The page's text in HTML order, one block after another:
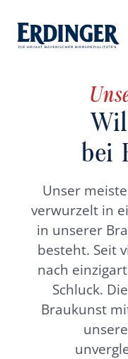
Unsere
Unsere Biere
Karriere
bei
Unser
verwurzelt in
in unserer
besteht. Seit
nach
Schluck.
Braukunst